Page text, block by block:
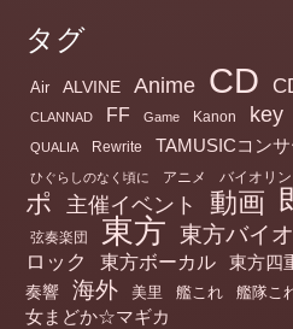
タグ
Air ALVINE Anime CD
CLANNAD FF Game Kanon key
QUALIA Rewrite TAMUSICコンサ
ひぐらしのなく頃に アニメ バイオリン
ポ
主催イベント 動画
弦奏楽団 東方 東方バイ
ロック
東方ボーカル 東方四
奏響
海外 美里 艦これ 艦隊こ
女まどか☆マギカ